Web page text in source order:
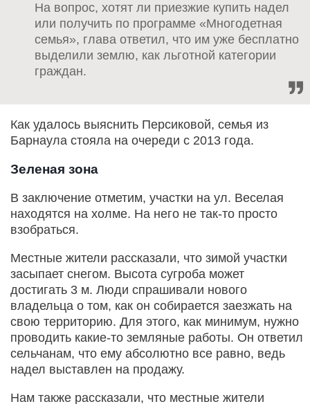
На вопрос, хотят ли приезжие купить надел
или получить по программе «Многодетная
семья», глава ответил, что им уже бесплатно
выделили землю, как льготной категории
граждан.
Как удалось выяснить Персиковой, семья из
Барнаула стояла на очереди с 2013 года.
Зеленая зона
В заключение отметим, участки на ул. Веселая
находятся на холме. На него не так-то просто
взобраться.
Местные жители рассказали, что зимой участки
засыпает снегом. Высота сугроба может
достигать 3 м. Люди спрашивали нового
владельца о том, как он собирается заезжать на
свою территорию. Для этого, как минимум, нужно
проводить какие-то земляные работы. Он ответил
сельчанам, что ему абсолютно все равно, ведь
надел выставлен на продажу.
Нам также рассказали, что местные жители